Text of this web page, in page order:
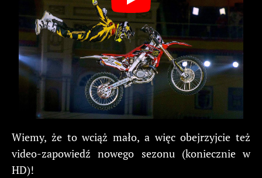
Wiemy, że to wciąż mało, a więc obejrzyjcie też
video-zapowiedź nowego sezonu (koniecznie w
HD)!